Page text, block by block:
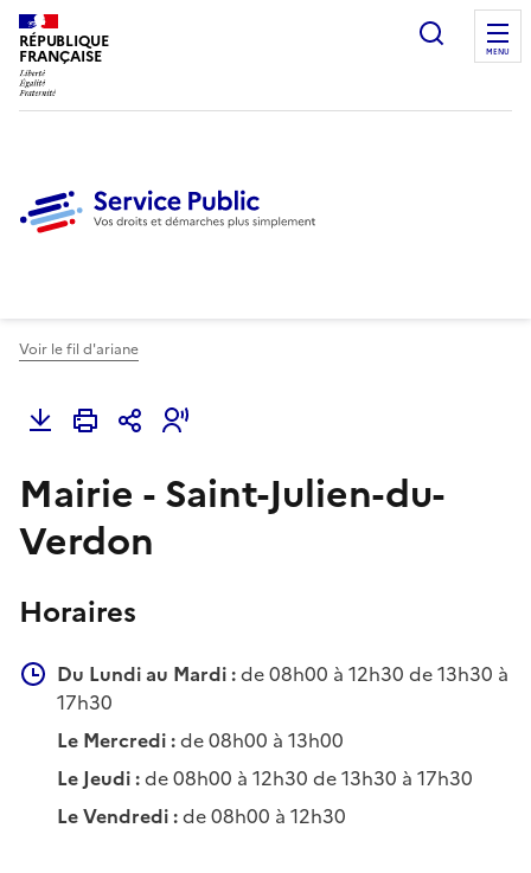
RÉPUBLIQUE
FRANÇAISE
Ouvrir
MENU
Voir le fil d'ariane
Mairie - Saint-Julien-du-
Verdon
Horaires
Du Lundi au Mardi :de 08h00 à 12h30 de 13h30 à
17h30
Le Mercredi :de 08h00 à 13h00
Le Jeudi :de 08h00 à 12h30 de 13h30 à 17h30
Le Vendredi :de 08h00 à 12h30